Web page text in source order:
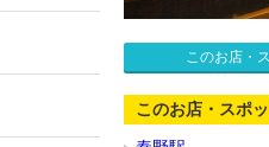
このお店・
このお店・スポ